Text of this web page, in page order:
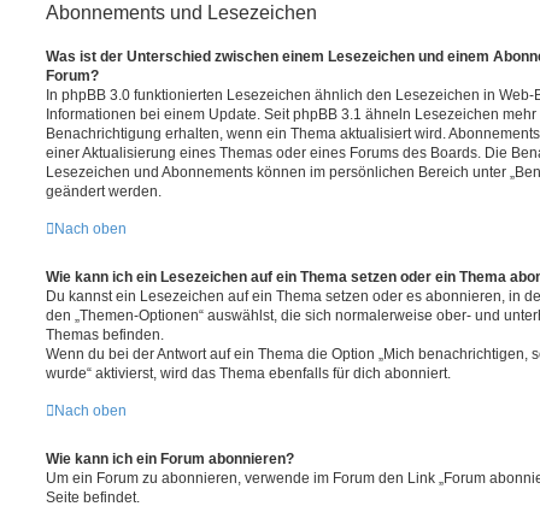
Abonnements und Lesezeichen
Was ist der Unterschied zwischen einem Lesezeichen und einem
Forum?
In phpBB 3.0 funktionierten Lesezeichen ähnlich den Lesezeichen in
Informationen bei einem Update. Seit phpBB 3.1 ähneln Lesezeichen
Benachrichtigung erhalten, wenn ein Thema aktualisiert wird.
einer Aktualisierung eines Themas oder eines Forums des Boards. Die
Lesezeichen und Abonnements können im persönlichen Bereich unter
geändert werden.
Nach oben
Wie kann ich ein Lesezeichen auf ein Thema setzen oder ein Thema
Du kannst ein Lesezeichen auf ein Thema setzen oder es abonnieren, in
den „Themen-Optionen“ auswählst, die sich normalerweise ober- und
Themas befinden.
Wenn du bei der Antwort auf ein Thema die Option „Mich benachrichtigen,
wurde“ aktivierst, wird das Thema ebenfalls für dich abonniert.
Nach oben
Wie kann ich ein Forum abonnieren?
Um ein Forum zu abonnieren, verwende im Forum den Link „Forum
Seite befindet.